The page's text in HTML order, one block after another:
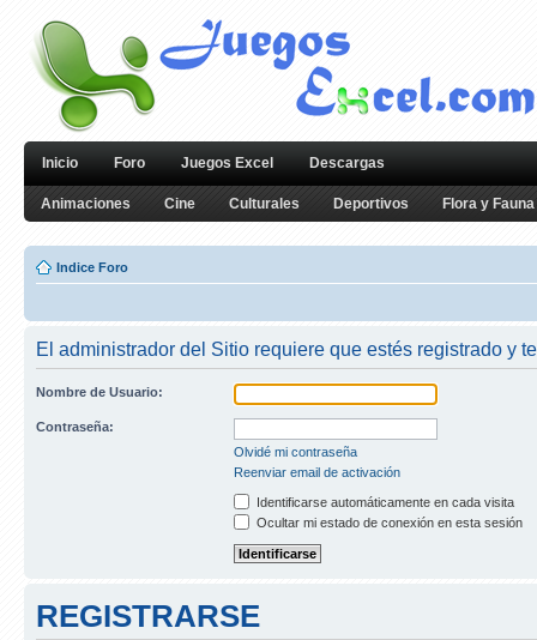
Inicio Foro Juegos Excel Descargas
Animaciones Cine Culturales Deportivos Flora y Fauna
Indice Foro
El administrador del Sitio requiere que estés registrado y
Nombre de Usuario:
Contraseña:
Olvidé mi contraseña
Reenviar email de activación
Identificarse automáticamente en cada visita
Ocultar mi estado de conexión en esta sesión
REGISTRARSE